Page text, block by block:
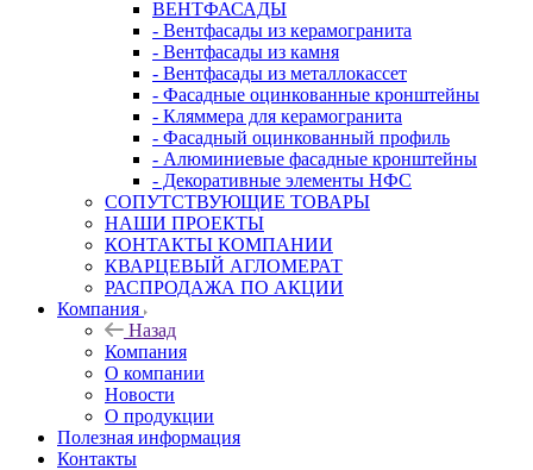
ВЕНТФАСАДЫ
- Вентфасады из керамогранита
- Вентфасады из камня
- Вентфасады из металлокассет
- Фасадные оцинкованные кронштейны
- Кляммера для керамогранита
- Фасадный оцинкованный профиль
- Алюминиевые фасадные кронштейны
- Декоративные элементы НФС
СОПУТСТВУЮЩИЕ ТОВАРЫ
НАШИ ПРОЕКТЫ
КОНТАКТЫ КОМПАНИИ
КВАРЦЕВЫЙ АГЛОМЕРАТ
РАСПРОДАЖА ПО АКЦИИ
Компания
Назад
Компания
О компании
Новости
О продукции
Полезная информация
Контакты